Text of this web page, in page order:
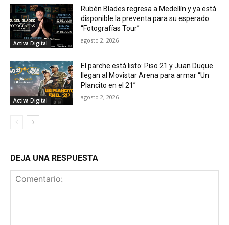
Activa Digital
Rubén Blades regresa a Medellín y ya está
disponible la preventa para su esperado
“Fotografías Tour”
agosto 2, 2026
Activa Digital
El parche está listo: Piso 21 y Juan Duque
llegan al Movistar Arena para armar “Un
Plancito en el 21”
agosto 2, 2026
DEJA UNA RESPUESTA